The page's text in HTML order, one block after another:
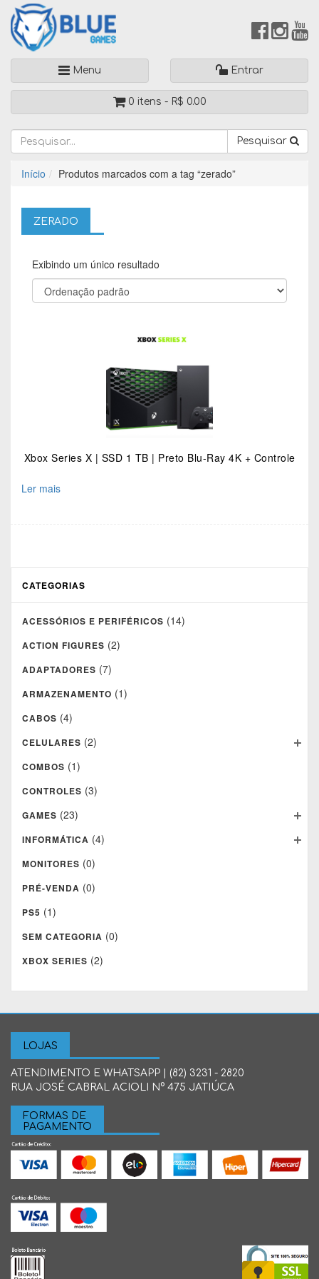
Menu Entrar
0 itens - R$ 0.00
Pesquisar
Início Produtos marcados com a tag “zerado”
ZERADO
Exibindo um único resultado
Xbox Series X | SSD 1 TB | Preto Blu-Ray 4K + Controle
Ler mais
CATEGORIAS
ACESSÓRIOS E PERIFÉRICOS (14)
ACTION FIGURES (2)
ADAPTADORES (7)
ARMAZENAMENTO (1)
CABOS (4)
CELULARES (2)
COMBOS (1)
CONTROLES (3)
GAMES (23)
INFORMÁTICA (4)
MONITORES (0)
PRÉ-VENDA (0)
PS5 (1)
SEM CATEGORIA (0)
XBOX SERIES (2)
LOJAS
ATENDIMENTO E WHATSAPP | (82) 3231 - 2820
RUA JOSÉ CABRAL ACIOLI N° 475 JATIÚCA
FORMAS DE
PAGAMENTO